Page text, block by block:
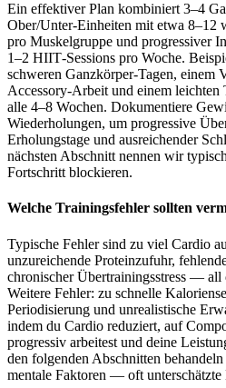
Ein effektiver Plan kombiniert 3–4
Ober/Unter‑Einheiten mit etwa 8–12
pro Muskelgruppe und progressiver
1–2 HIIT‑Sessions pro Woche.
schweren Ganzkörper‑Tagen, einem
Accessory‑Arbeit und einem leichten
alle 4–8 Wochen. Dokumentiere
Wiederholungen, um progressive
Erholungstage und ausreichender
nächsten Abschnitt nennen wir
Fortschritt blockieren.
Welche Trainingsfehler sollten
Typische Fehler sind zu viel Cardio
unzureichende Proteinzufuhr,
chronischer Übertrainingsstress — all
Weitere Fehler: zu schnelle
Periodisierung und unrealistische
indem du Cardio reduziert, auf
progressiv arbeitest und deine
den folgenden Abschnitten
mentale Faktoren — oft unterschätzte